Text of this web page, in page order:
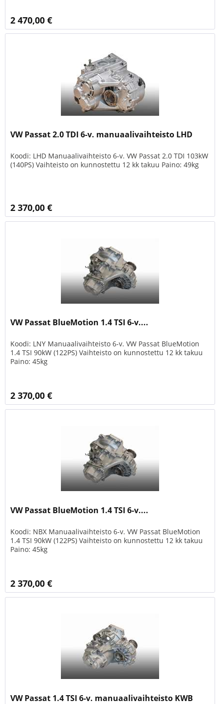
2 470,00 €
VW Passat 2.0 TDI 6-v. manuaalivaihteisto LHD
Koodi: LHD Manuaalivaihteisto 6-v. VW Passat 2.0 TDI 103kW
(140PS) Vaihteisto on kunnostettu 12 kk takuu Paino: 49kg
2 370,00 €
VW Passat BlueMotion 1.4 TSI 6-v....
Koodi: LNY Manuaalivaihteisto 6-v. VW Passat BlueMotion
1.4 TSI 90kW (122PS) Vaihteisto on kunnostettu 12 kk takuu
Paino: 45kg
2 370,00 €
VW Passat BlueMotion 1.4 TSI 6-v....
Koodi: NBX Manuaalivaihteisto 6-v. VW Passat BlueMotion
1.4 TSI 90kW (122PS) Vaihteisto on kunnostettu 12 kk takuu
Paino: 45kg
2 370,00 €
VW Passat 1.4 TSI 6-v. manuaalivaihteisto KWB